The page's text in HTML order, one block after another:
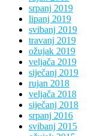
srpanj 2019
lipanj 2019
svibanj 2019
travanj 2019
ožujak 2019
veljača 2019
siječanj 2019
rujan 2018
veljača 2018
siječanj 2018
srpanj 2016
svibanj 2015